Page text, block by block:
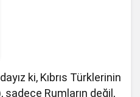
ki, Kıbrıs Türklerinin
sadece Rumların değil,